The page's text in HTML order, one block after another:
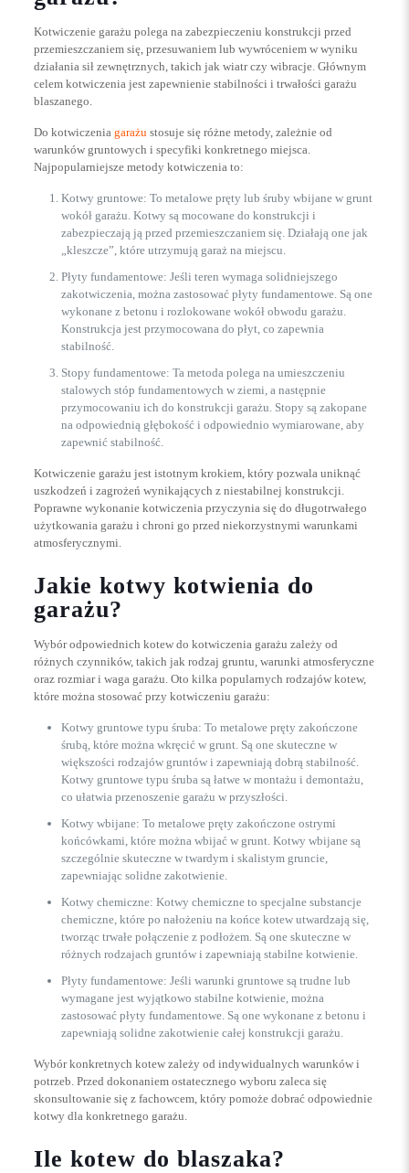
Kotwiczenie garażu polega na zabezpieczeniu konstrukcji przed
przemieszczaniem się, przesuwaniem lub wywróceniem w wyniku
działania sił zewnętrznych, takich jak wiatr czy wibracje. Głównym
celem kotwiczenia jest zapewnienie stabilności i trwałości garażu
blaszanego.
Do kotwiczenia garażu stosuje się różne metody, zależnie od
warunków gruntowych i specyfiki konkretnego miejsca.
Najpopularniejsze metody kotwiczenia to:
Kotwy gruntowe: To metalowe pręty lub śruby wbijane w grunt
wokół garażu. Kotwy są mocowane do konstrukcji i
zabezpieczają ją przed przemieszczaniem się. Działają one jak
„kleszcze”, które utrzymują garaż na miejscu.
Płyty fundamentowe: Jeśli teren wymaga solidniejszego
zakotwiczenia, można zastosować płyty fundamentowe. Są one
wykonane z betonu i rozlokowane wokół obwodu garażu.
Konstrukcja jest przymocowana do płyt, co zapewnia
stabilność.
Stopy fundamentowe: Ta metoda polega na umieszczeniu
stalowych stóp fundamentowych w ziemi, a następnie
przymocowaniu ich do konstrukcji garażu. Stopy są zakopane
na odpowiednią głębokość i odpowiednio wymiarowane, aby
zapewnić stabilność.
Kotwiczenie garażu jest istotnym krokiem, który pozwala uniknąć
uszkodzeń i zagrożeń wynikających z niestabilnej konstrukcji.
Poprawne wykonanie kotwiczenia przyczynia się do długotrwałego
użytkowania garażu i chroni go przed niekorzystnymi warunkami
atmosferycznymi.
Jakie kotwy kotwienia do
garażu?
Wybór odpowiednich kotew do kotwiczenia garażu zależy od
różnych czynników, takich jak rodzaj gruntu, warunki atmosferyczne
oraz rozmiar i waga garażu. Oto kilka popularnych rodzajów kotew,
które można stosować przy kotwiczeniu garażu:
Kotwy gruntowe typu śruba: To metalowe pręty zakończone
śrubą, które można wkręcić w grunt. Są one skuteczne w
większości rodzajów gruntów i zapewniają dobrą stabilność.
Kotwy gruntowe typu śruba są łatwe w montażu i demontażu,
co ułatwia przenoszenie garażu w przyszłości.
Kotwy wbijane: To metalowe pręty zakończone ostrymi
końcówkami, które można wbijać w grunt. Kotwy wbijane są
szczególnie skuteczne w twardym i skalistym gruncie,
zapewniając solidne zakotwienie.
Kotwy chemiczne: Kotwy chemiczne to specjalne substancje
chemiczne, które po nałożeniu na końce kotew utwardzają się,
tworząc trwałe połączenie z podłożem. Są one skuteczne w
różnych rodzajach gruntów i zapewniają stabilne kotwienie.
Płyty fundamentowe: Jeśli warunki gruntowe są trudne lub
wymagane jest wyjątkowo stabilne kotwienie, można
zastosować płyty fundamentowe. Są one wykonane z betonu i
zapewniają solidne zakotwienie całej konstrukcji garażu.
Wybór konkretnych kotew zależy od indywidualnych warunków i
potrzeb. Przed dokonaniem ostatecznego wyboru zaleca się
skonsultowanie się z fachowcem, który pomoże dobrać odpowiednie
kotwy dla konkretnego garażu.
Ile kotew do blaszaka?